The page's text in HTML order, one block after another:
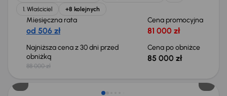
1. Właściciel
+8 kolejnych
Miesięczna rata
od 506 zł
Cena promocyjna
81 000 zł
Najniższa cena z 30 dni przed
obniżką
88 000 zł
Cena po obniżce
85 000 zł
Taniej o 3 000 zł